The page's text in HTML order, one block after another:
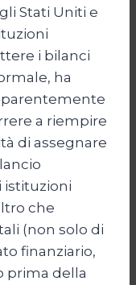
Stati Uniti e
i bilanci
ha
a riempire
di assegnare
istituzioni
che
(non solo di
finanziario,
prima della